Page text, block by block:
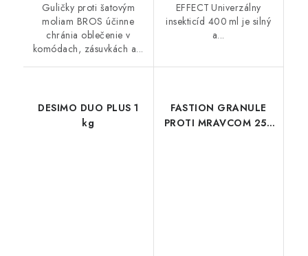
Guličky proti šatovým
moliam BROS účinne
chránia oblečenie v
komódach, zásuvkách a...
EFFECT Univerzálny
insekticíd 400 ml je silný
a...
DESIMO DUO PLUS 1
kg
FASTION GRANULE
PROTI MRAVCOM 250